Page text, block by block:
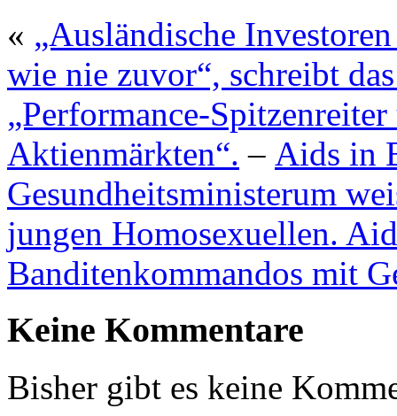
« „Ausländische
wie nie zuvor“, schreibt
„Performance-
Aktienmärkten“. – Aids in
Gesundheitsministerum
jungen Homosexuellen.
Banditenkommandos mit
Keine Kommentare
Bisher gibt es keine